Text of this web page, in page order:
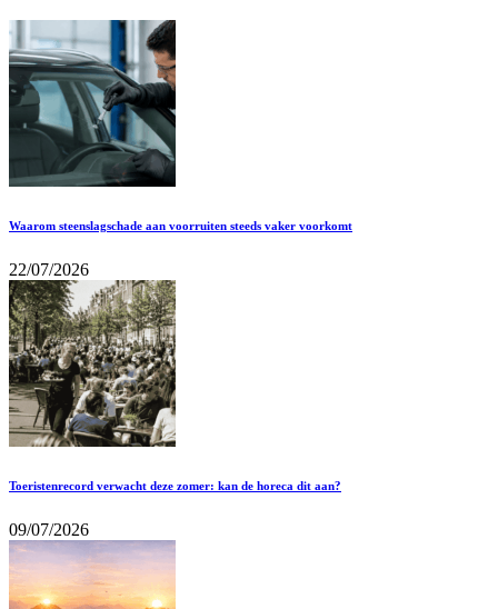
Waarom steenslagschade aan voorruiten steeds vaker voorkomt
22/07/2026
Toeristenrecord verwacht deze zomer: kan de horeca dit aan?
09/07/2026